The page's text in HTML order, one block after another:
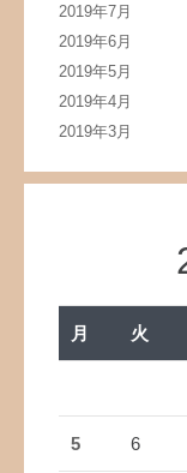
2019年7月
2019年6月
2019年5月
2019年4月
2019年3月
月 火
5 6